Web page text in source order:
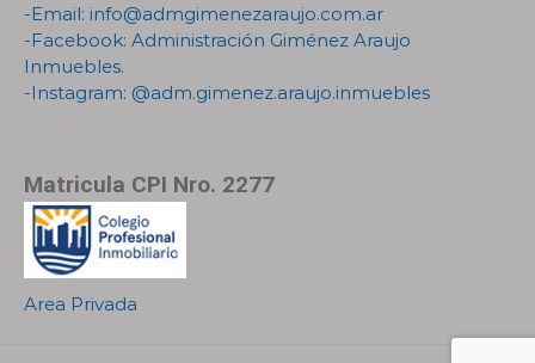
-Email: info@admgimenezaraujo.com.ar
-Facebook: Administración Giménez Araujo
Inmuebles.
-Instagram: @adm.gimenez.araujo.inmuebles
Matricula CPI Nro. 2277
Area Privada